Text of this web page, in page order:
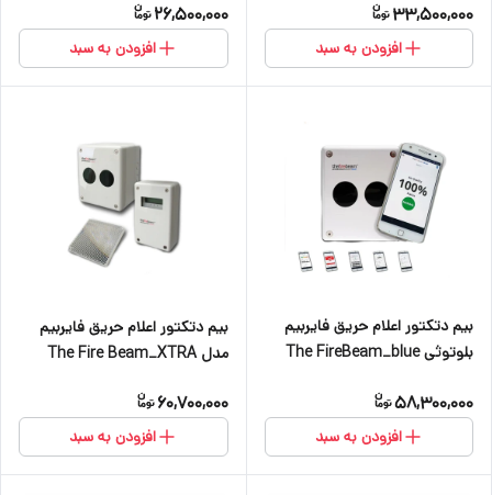
33,500,000
افزودن به سبد
26,500,000
افزودن به سبد
بیم دتکتور اعلام حریق فایربیم
بلوتوثی The FireBeam_blue
58,300,000
افزودن به سبد
بیم دتکتور اعلام حریق فایربیم
مدل The Fire Beam_XTRA
60,700,000
افزودن به سبد